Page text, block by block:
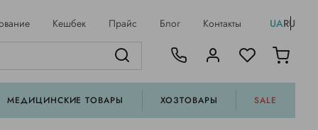
Кешбек Прайс Блог Контакты UARU
МЕДИЦИНСКИЕ ТОВАРЫ ХОЗТОВАРЫ SALE